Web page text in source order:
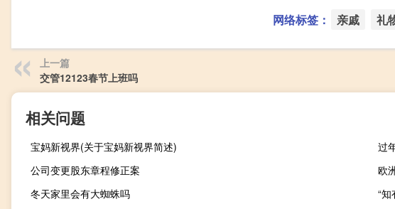
网络标签： 亲戚 礼
上一篇
交管12123春节上班吗
相关问题
宝妈新视界(关于宝妈新视界简述)
过
公司变更股东章程修正案
欧
冬天家里会有大蜘蛛吗
“